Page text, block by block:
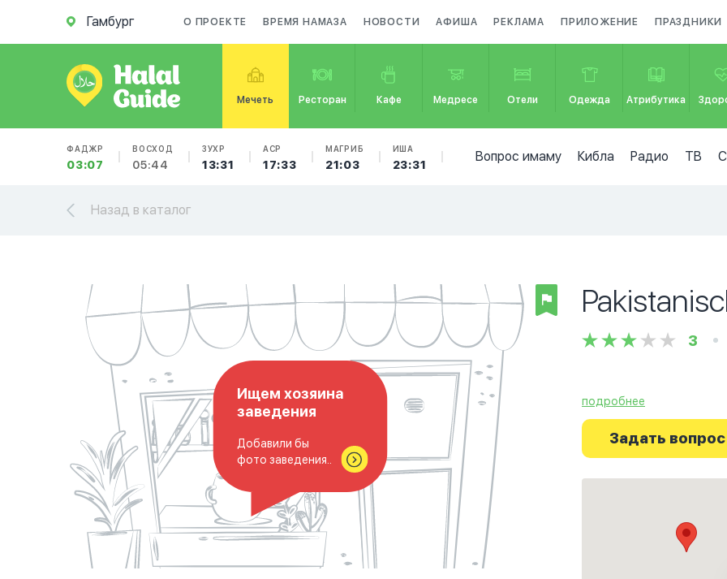
Гамбург О ПРОЕКТЕ ВРЕМЯ НАМАЗА НОВОСТИ АФИША РЕКЛАМА ПРИЛОЖЕНИЕ ПРАЗДНИКИ
Мечеть Ресторан Кафе Медресе Отели Одежда Атрибутика
ФАДЖР
03:07
ВОСХОД
05:44
ЗУХР
13:31
АСР
17:33
МАГРИБ
21:03
ИША
23:31
Вопрос имаму Кибла Радио ТВ
Назад в каталог
Ищем хозяина
заведения
Добавили бы
фото заведения..
3
Ознакомьтесь с
г.Гамбург на
путешествие
подробнее
Задать